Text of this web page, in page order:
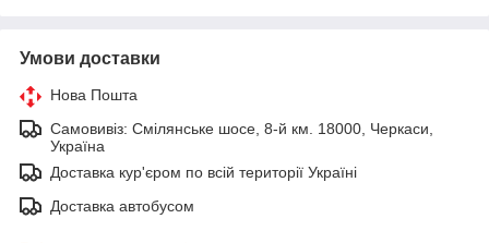
Умови доставки
Нова Пошта
Самовивіз: Смілянське шосе, 8-й км. 18000, Черкаси,
Україна
Доставка кур'єром по всій території Україні
Доставка автобусом